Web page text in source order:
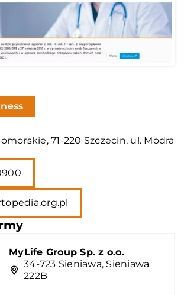
71-220 Szczecin, ul. Modra
MyLife Group Sp. z o.o.
34-723 Sieniawa, Sieniawa
222B